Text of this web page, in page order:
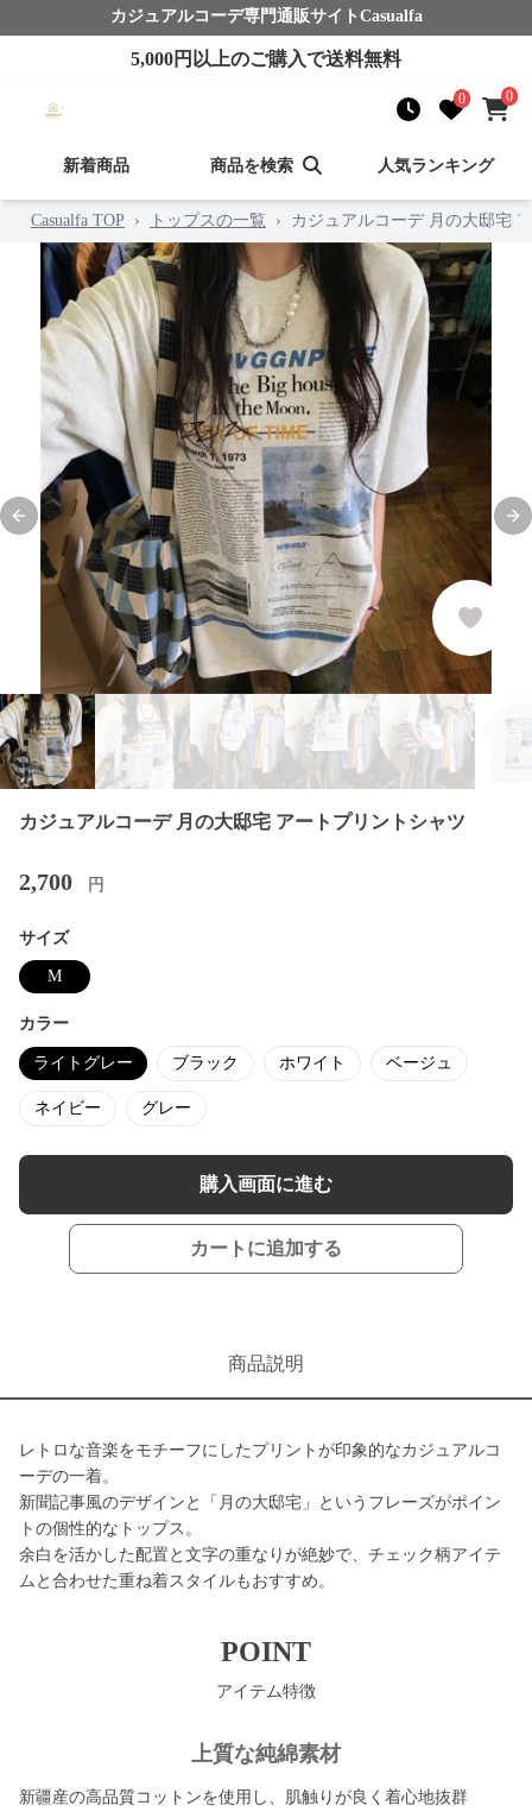
カジュアルコーデ専門通販サイト Casualfa
5,000円以上のご購入で送料無料
0 0
新着商品 商品を検索 人気ランキング
Casualfa TOP › トップスの一覧 › カジュアルコーデ 月の大邸宅
Previous slide
カジュアルコーデ 月の大邸宅 アートプリントシャツ
2,700 円
サイズ
M
カラー
ライトグレー ブラック ホワイト ベージュ
ネイビー グレー
購入画面に進む
カートに追加する
商品説明
レトロな音楽をモチーフにしたプリントが印象的なカジュアルコ
ーデの一着。
新聞記事風のデザインと「月の大邸宅」というフレーズがポイン
トの個性的なトップス。
余白を活かした配置と文字の重なりが絶妙で、チェック柄アイテ
ムと合わせた重ね着スタイルもおすすめ。
POINT
アイテム特徴
上質な純綿素材
新疆産の高品質コットンを使用し、肌触りが良く着心地抜群